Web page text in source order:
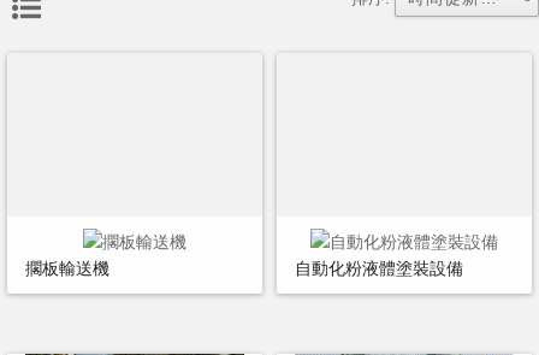
擱板輸送機 自動化粉液體塗裝設備